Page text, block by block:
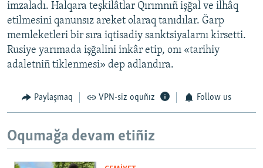
imzaladı. Halqara teşkilâtlar Qırımnıñ işğal ve ilhâq
etilmesini qanunsız areket olaraq tanıdılar. Ğarp
memleketleri bir sıra iqtisadiy sanktsiyalarnı kirsetti.
Rusiye yarımada işğalini inkâr etip, onı «tarihiy
adaletniñ tiklenmesi» dep adlandıra.
Paylaşmaq VPN-siz oquñız Follow us
Oqumağa devam etiñiz